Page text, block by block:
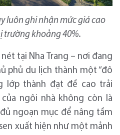
luôn ghi nhận mức giá cao
trường khoảng 40%.
tại Nha Trang – nơi đang
phủ du lịch thành một “đô
lớp thành đạt đề cao trải
ngôi nhà không còn là
ngoạn mục để nâng tầm
xuất hiện như một mảnh